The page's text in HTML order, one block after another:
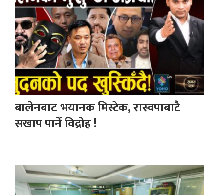
बालेनबाट भयानक मिस्टेक, रास्वपाबाटै
सखाप पार्ने विद्रोह !